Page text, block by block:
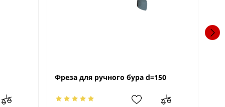
Фреза для ручного бура d=150